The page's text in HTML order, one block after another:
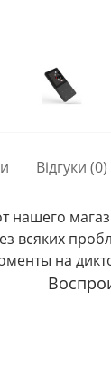
Відгуки (0)
нашего
всяких
на